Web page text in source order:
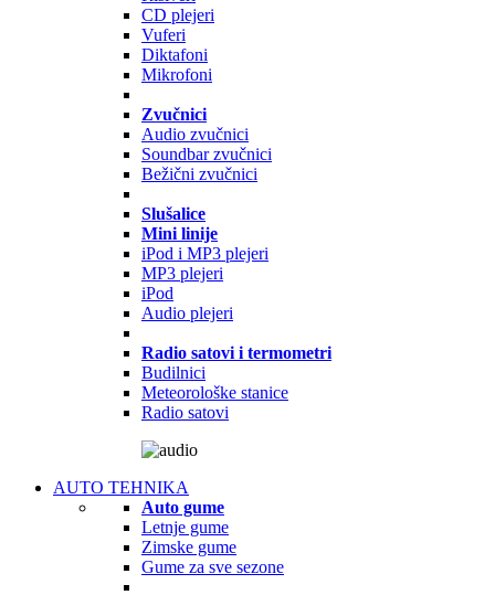
CD plejeri
Vuferi
Diktafoni
Mikrofoni
Zvučnici
Audio zvučnici
Soundbar zvučnici
Bežični zvučnici
Slušalice
Mini linije
iPod i MP3 plejeri
MP3 plejeri
iPod
Audio plejeri
Radio satovi i termometri
Budilnici
Meteorološke stanice
Radio satovi
AUTO TEHNIKA
Auto gume
Letnje gume
Zimske gume
Gume za sve sezone